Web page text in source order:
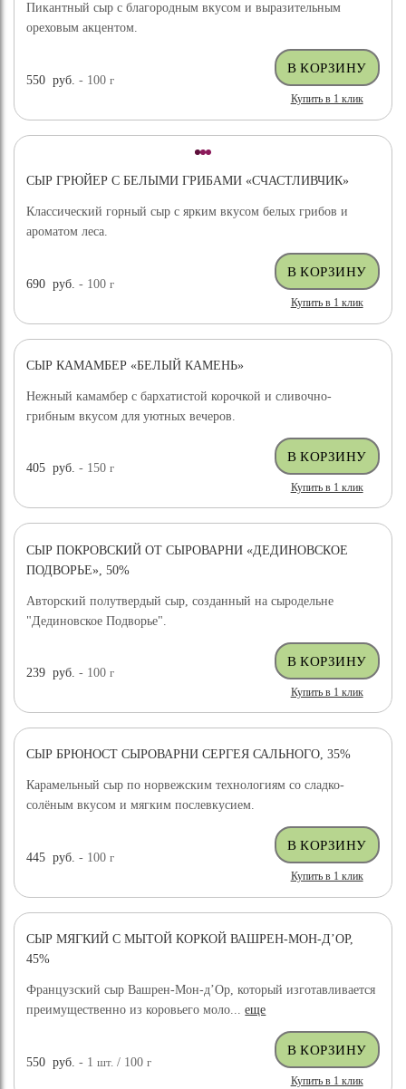
Пикантный сыр с благородным вкусом и выразительным
ореховым акцентом.
550 руб. - 100г
Купить в 1 клик
СЫР ГРЮЙЕР С БЕЛЫМИ ГРИБАМИ «СЧАСТЛИВЧИК»
Классический горный сыр с ярким вкусом белых грибов и
ароматом леса.
690 руб. - 100г
Купить в 1 клик
СЫР КАМАМБЕР «БЕЛЫЙ КАМЕНЬ»
Нежный камамбер с бархатистой корочкой и сливочно-
грибным вкусом для уютных вечеров.
405 руб. - 150г
Купить в 1 клик
СЫР ПОКРОВСКИЙ ОТ СЫРОВАРНИ «ДЕДИНОВСКОЕ
ПОДВОРЬЕ», 50%
Авторский полутвердый сыр, созданный на сыродельне
"Дединовское Подворье".
239 руб. - 100г
Купить в 1 клик
ХИТ ПРОДАЖ
СЫР БРЮНОСТ СЫРОВАРНИ СЕРГЕЯ САЛЬНОГО, 35%
Карамельный сыр по норвежским технологиям со сладко-
солёным вкусом и мягким послевкусием.
445 руб. - 100г
Купить в 1 клик
СЫР МЯГКИЙ С МЫТОЙ КОРКОЙ ВАШРЕН-МОН-Д’ОР,
45%
Французский сыр Вашрен-Мон-д’Ор, который изготавливается
преимущественно из коровьего моло...еще
550 руб. - 1шт. / 100г
Купить в 1 клик